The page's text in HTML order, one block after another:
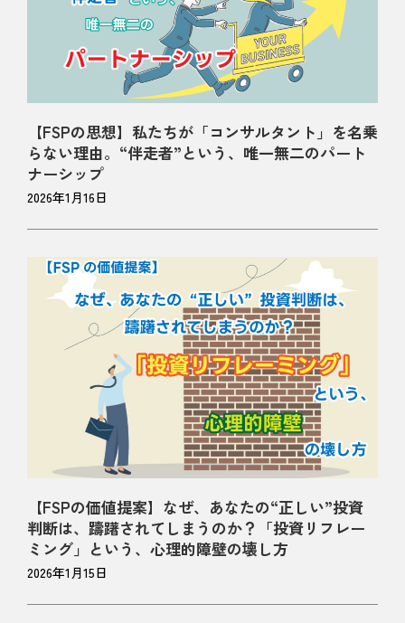
【FSPの思想】私たちが「コンサルタント」を名乗
らない理由。“伴走者”という、唯一無二のパート
ナーシップ
2026年1月16日
【FSPの価値提案】なぜ、あなたの“正しい”投資
判断は、躊躇されてしまうのか？「投資リフレー
ミング」という、心理的障壁の壊し方
2026年1月15日